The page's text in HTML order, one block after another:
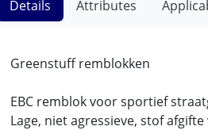
Details Attributes
Greenstuff remblokken
EBC remblok voor sportief
Lage, niet agressieve, stof